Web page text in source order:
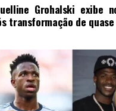
Grohalski exibe
transformação de